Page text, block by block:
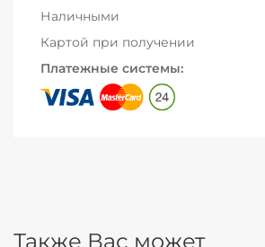
Наличными
Картой при получении
Платежные системы:
Также Вас может